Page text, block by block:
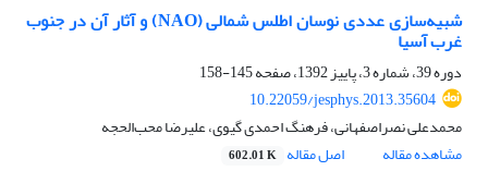
شبیه‌سازی عددی نوسان اطلس شمالی (NAO) و آثار آن در جنوب
غرب آسیا
دوره 39، شماره 3، پاییز 1392، صفحه
145-158
10.22059/jesphys.2013.35604
محمدعلی نصراصفهانی، فرهنگ احمدی گیوی، علیرضا محب‌‌الحجه
مشاهده مقاله
اصل مقاله 602.01 K